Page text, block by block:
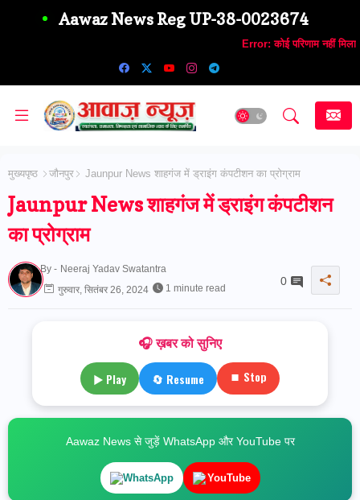
Aawaz News Reg UP-38-0023674
Error: कोई परिणाम नहीं मिला
मुख्यपृष्ठ जौनपुर Jaunpur News शाहगंज में ड्राइंग कंपटीशन का प्रोग्राम
Jaunpur News शाहगंज में ड्राइंग कंपटीशन
का प्रोग्राम
By - Neeraj Yadav Swatantra
गुरुवार, सितंबर 26, 2024
1 minute read
0
🎧 ख़बर को सुनिए
▶ Play 🔄 Resume ⏹ Stop
Aawaz News से जुड़ें WhatsApp और YouTube पर
WhatsApp YouTube